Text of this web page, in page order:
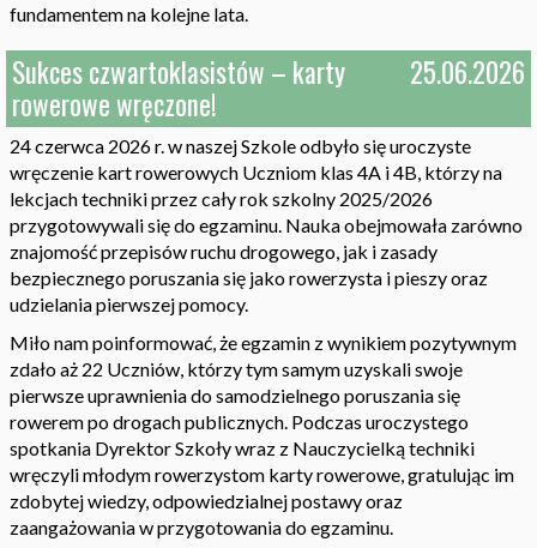
fundamentem na kolejne lata.
Sukces czwartoklasistów – karty
rowerowe wręczone!
25.06.2026
24 czerwca 2026 r. w naszej Szkole odbyło się uroczyste
wręczenie kart rowerowych Uczniom klas 4A i 4B, którzy na
lekcjach techniki przez cały rok szkolny 2025/2026
przygotowywali się do egzaminu. Nauka obejmowała zarówno
znajomość przepisów ruchu drogowego, jak i zasady
bezpiecznego poruszania się jako rowerzysta i pieszy oraz
udzielania pierwszej pomocy.
Miło nam poinformować, że egzamin z wynikiem pozytywnym
zdało aż 22 Uczniów, którzy tym samym uzyskali swoje
pierwsze uprawnienia do samodzielnego poruszania się
rowerem po drogach publicznych. Podczas uroczystego
spotkania Dyrektor Szkoły wraz z Nauczycielką techniki
wręczyli młodym rowerzystom karty rowerowe, gratulując im
zdobytej wiedzy, odpowiedzialnej postawy oraz
zaangażowania w przygotowania do egzaminu.